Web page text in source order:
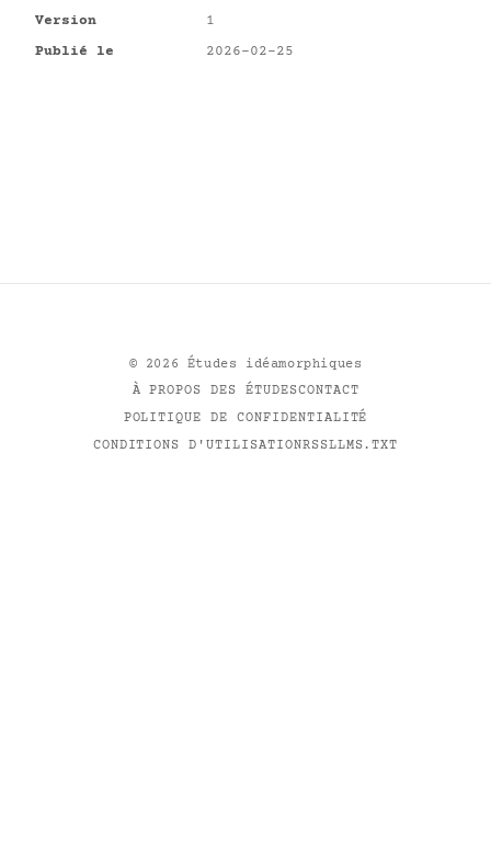
Version
1
Publié le
2026-02-25
© 2026 Études idéamorphiques
À PROPOS DES ÉTUDESCONTACT
POLITIQUE DE CONFIDENTIALITÉ
CONDITIONS D'UTILISATIONRSSLLMS.TXT